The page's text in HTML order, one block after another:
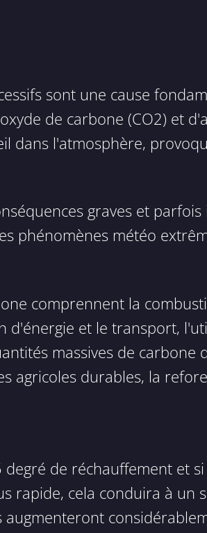
sont une cause
de carbone (CO2) et
dans l'atmosphère,
graves et
phénomènes météo
comprennent la
et le transport,
massives de
agricoles durables, la
degré de réchauffement et
rapide, cela conduira à